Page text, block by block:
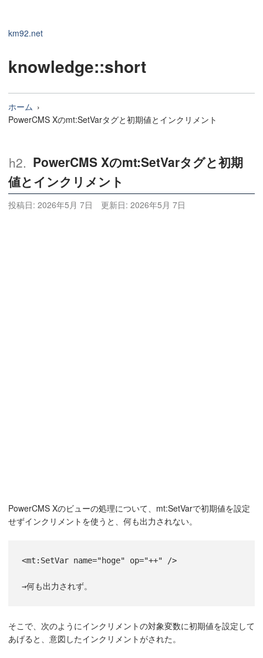
km92.net
knowledge::short
ホーム
PowerCMS Xのmt:SetVarタグと初期値とインクリメント
PowerCMS Xのmt:SetVarタグと初期
値とインクリメント
投稿日: 2026年5月 7日 更新日: 2026年5月 7日
PowerCMS Xのビューの処理について、mt:SetVarで初期値を設定
せずインクリメントを使うと、何も出力されない。
<mt:SetVar name="hoge" op="++" />
→何も出力されず。
そこで、次のようにインクリメントの対象変数に初期値を設定して
あげると、意図したインクリメントがされた。